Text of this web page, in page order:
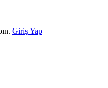
Giriş Yap